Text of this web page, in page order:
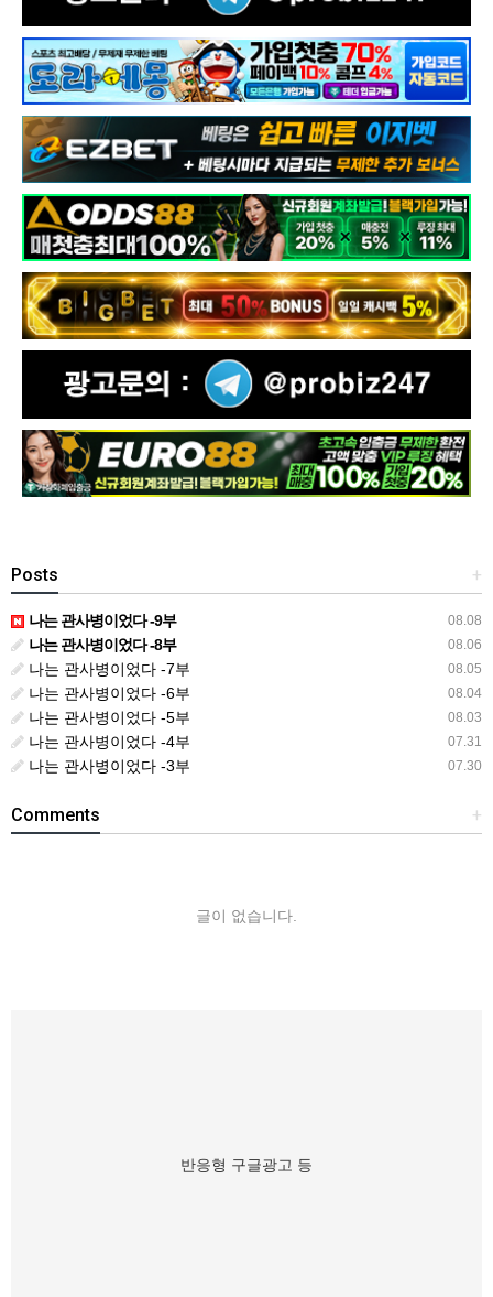
+
Posts
08.08
나는 관사병이었다 -9부
08.06
나는 관사병이었다 -8부
08.05
나는 관사병이었다 -7부
08.04
나는 관사병이었다 -6부
08.03
나는 관사병이었다 -5부
07.31
나는 관사병이었다 -4부
07.30
나는 관사병이었다 -3부
+
Comments
글이 없습니다.
반응형 구글광고 등